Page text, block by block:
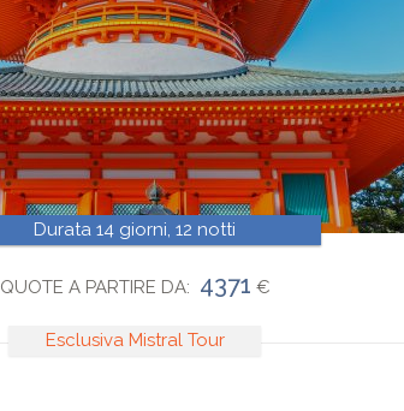
Durata 14 giorni, 12 notti
QUOTE A PARTIRE DA: 4371 €
Esclusiva Mistral Tour